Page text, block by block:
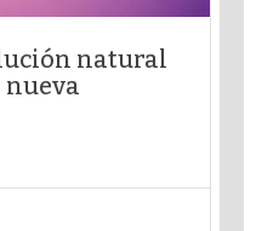
natural
nueva